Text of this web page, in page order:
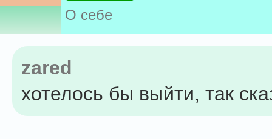
О себе
zared
хотелось бы выйти, так